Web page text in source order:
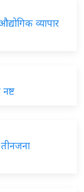
व्यापार